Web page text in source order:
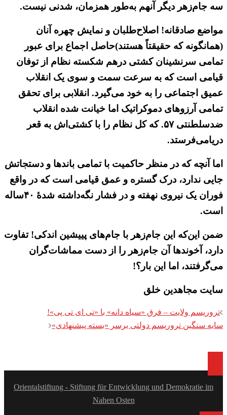
سه جام‌زهر دیگر آنهم به‌طور همزمان، شدنی نیست.
مواضع صادقانه! اصلاح‌طلبان و نمایش چهره آنان
(همانگونه که حقیقتاً هستند)حاصل اجماع برای عبور
تمامی سرنشینان کشتی درهم شکسته نظام از توفان
قیامی است که به سرعت سمت و سوی یک انقلاب
عمیق اجتماعی را به خود می‌گیرد. انقلابی برای تحقق
تمامی آرزوهای دموکراتیک اما خیانت شده انقلاب
ضدسلطنتی ۵۷. که کل نظام را با کشتی‌اش به قعر
دریامی‌فرستد.
اما آنچه که در منظر حاکمیت با تمامی باندها و دستجاتش
جایی ندارد، درک گستره و عمق قیامی است که در واقع
فوران یک نیروی نهفته و در فشار نگه‌داشته شده‌ٔ ۴۰ساله
است.
ضمن این‌که این جام‌زهر با جام‌های پییشین اندکی! تفاوت
دارد، آخوندها آن جام‌زهر را از دست مماشات‌گران
می‌گرفتند، اما این بار؟!
سایت مجاهدین خلق
Post
navigation
تروریسم ولایت – فرق «سیاه دانه» با «تی ای تی پی»!
سایه سنگین تروریسم دولتی برسر «بسته پیشنهادی»
Orientalstiftung - Stiftung für Entwicklung und Demokratie im
Nahen Osten